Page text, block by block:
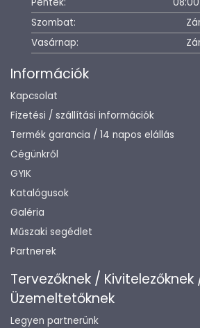
Szombat:
Vasárnap:
Információk
Kapcsolat
Fizetési / szállítási információk
Termék garancia / 14 napos elállás
Cégünkről
GYIK
Katalógusok
Galéria
Műszaki segédlet
Partnerek
Tervezőknek / Kivitelezőknek
Üzemeltetőknek
Legyen partnerünk